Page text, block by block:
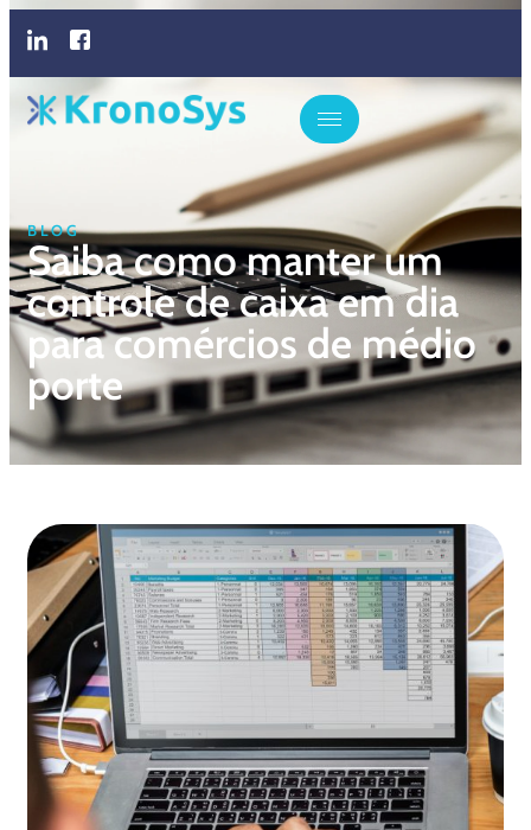
BLOG
Saiba como manter um
controle de caixa em dia
para comércios de médio
porte